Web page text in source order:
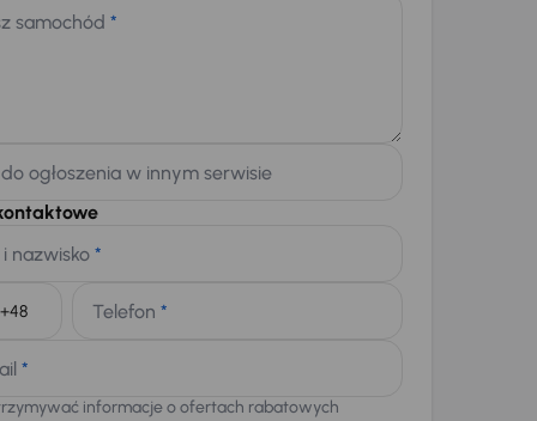
samochód *
ogłoszenia w innym serwisie
nazwisko *
Telefon *
*
informacje o ofertach rabatowych